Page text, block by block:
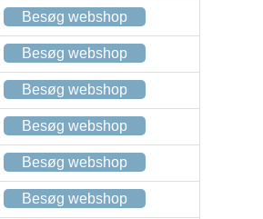
Besøg webshop
Besøg webshop
Besøg webshop
Besøg webshop
Besøg webshop
Besøg webshop